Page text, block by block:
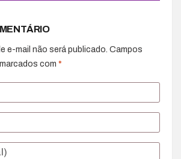
e-mail não será publicado. Campos
com *